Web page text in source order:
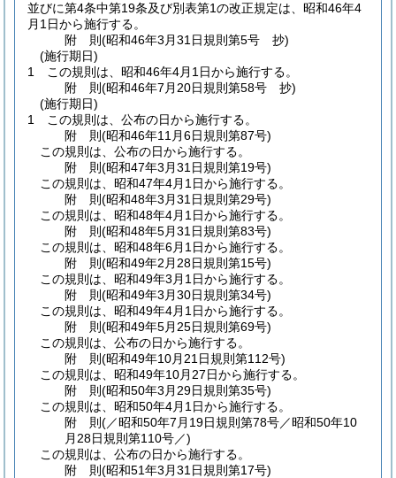
並びに第4条中第19条及び別表第1の改正規定は、昭和46年4
月1日から施行する。
附 則(昭和46年3月31日規則第5号 抄)
(施行期日)
1
この規則は、昭和46年4月1日から施行する。
附 則(昭和46年7月20日規則第58号 抄)
(施行期日)
1
この規則は、公布の日から施行する。
附 則(昭和46年11月6日規則第87号)
この規則は、公布の日から施行する。
附 則(昭和47年3月31日規則第19号)
この規則は、昭和47年4月1日から施行する。
附 則(昭和48年3月31日規則第29号)
この規則は、昭和48年4月1日から施行する。
附 則(昭和48年5月31日規則第83号)
この規則は、昭和48年6月1日から施行する。
附 則(昭和49年2月28日規則第15号)
この規則は、昭和49年3月1日から施行する。
附 則(昭和49年3月30日規則第34号)
この規則は、昭和49年4月1日から施行する。
附 則(昭和49年5月25日規則第69号)
この規則は、公布の日から施行する。
附 則(昭和49年10月21日規則第112号)
この規則は、昭和49年10月27日から施行する。
附 則(昭和50年3月29日規則第35号)
この規則は、昭和50年4月1日から施行する。
附 則(／昭和50年7月19日規則第78号／昭和50年10
月28日規則第110号／)
この規則は、公布の日から施行する。
附 則(昭和51年3月31日規則第17号)